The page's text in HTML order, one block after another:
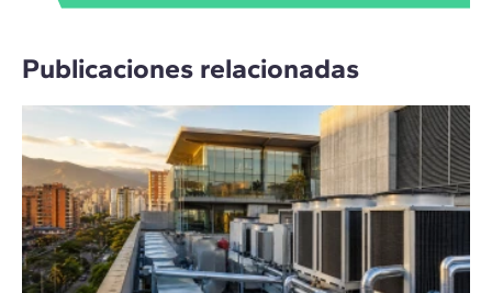
Publicaciones relacionadas